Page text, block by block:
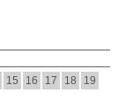
15 16 17 18
19